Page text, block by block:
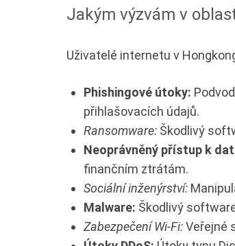
Jakým výzvám v
Uživatelé internetu v
Phishingové útoky:
přihlašovacích údajů.
Ransomware: Škodlivý
Neoprávněný přístup k
finančním ztrátám.
Sociální inženýrství:
Malware: Škodlivý
Zabezpečení Wi-Fi:Veřejné